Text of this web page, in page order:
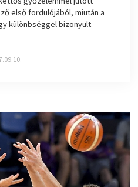
első fordulójából, miután a
különbséggel bizonyult